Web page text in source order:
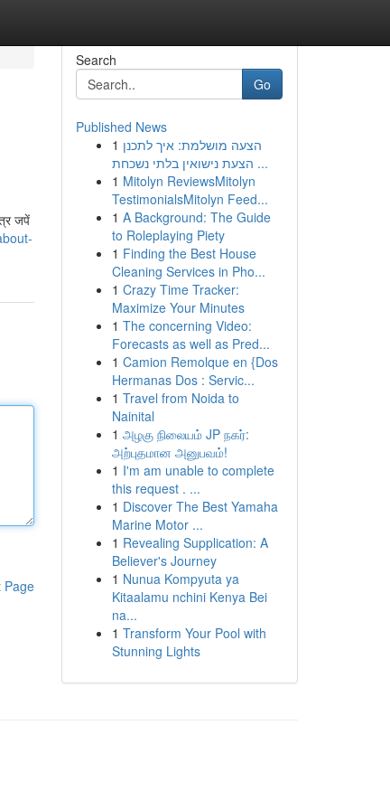
जपें
Page
Search
Go
Published News
1 הצעה מושלמת: איך לתכנן
הצעת נישואין בלתי נשכחת ...
1 Mitolyn ReviewsMitolyn
TestimonialsMitolyn Feed...
1 A Background: The Guide
to Roleplaying Piety
1 Finding the Best House
Cleaning Services in Pho...
1 Crazy Time Tracker:
Maximize Your Minutes
1 The concerning Video:
Forecasts as well as Pred...
1 Camion Remolque en {Dos
Hermanas Dos : Servic...
1 Travel from Noida to
Nainital
1 அழகு நிலையம் JP நகர்:
அற்புதமான அனுபவம்!
1 I'm am unable to complete
this request . ...
1 Discover The Best Yamaha
Marine Motor ...
1 Revealing Supplication: A
Believer's Journey
1 Nunua Kompyuta ya
Kitaalamu nchini Kenya Bei
na...
1 Transform Your Pool with
Stunning Lights